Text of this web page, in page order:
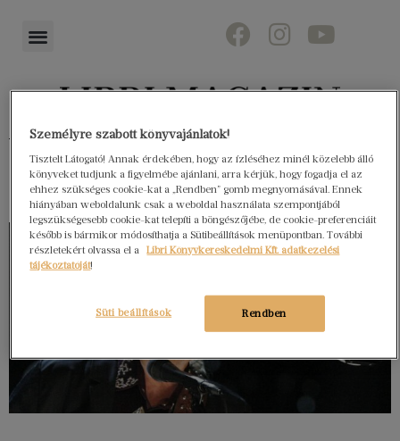
Könyvektől az olvasókig
Személyre szabott könyvajánlatok!
Tisztelt Látogató! Annak érdekében, hogy az ízléséhez minél közelebb álló
könyveket tudjunk a figyelmébe ajánlani, arra kérjük, hogy fogadja el az
ehhez szükséges cookie-kat a „Rendben” gomb megnyomásával. Ennek
hiányában weboldalunk csak a weboldal használata szempontjából
legszükségesebb cookie-kat telepíti a böngészőjébe, de cookie-preferenciáit
később is bármikor módosíthatja a Sütibeállítások menüpontban. További
részletekért olvassa el a
Libri Könyvkereskedelmi Kft. adatkezelési
tájékoztatóját!
Rendben
Süti beállítások